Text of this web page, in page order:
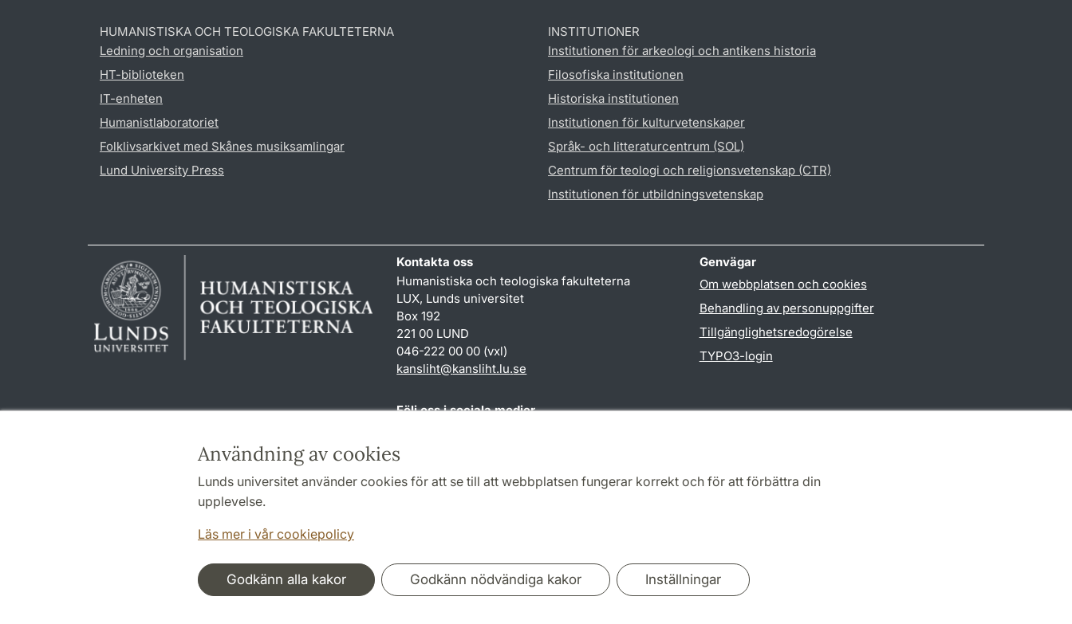
Användning av cookies
Lunds universitet använder cookies för att se till att webbplatsen fungerar korrekt och för att förbättra din
upplevelse.
Läs mer i vår cookiepolicy
Godkänn alla kakor Godkänn nödvändiga kakor Inställningar
HUMANISTISKA OCH TEOLOGISKA FAKULTETERNA
Ledning och organisation
HT-biblioteken
IT-enheten
Humanistlaboratoriet
Folklivsarkivet med Skånes musiksamlingar
Lund University Press
INSTITUTIONER
Institutionen för arkeologi och antikens historia
Filosofiska institutionen
Historiska institutionen
Institutionen för kulturvetenskaper
Språk- och litteraturcentrum (SOL)
Centrum för teologi och religionsvetenskap (CTR)
Institutionen för utbildningsvetenskap
Kontakta oss
Humanistiska och teologiska fakulteterna
LUX, Lunds universitet
Box 192
221 00 LUND
046-222 00 00 (vxl)
kansliht@kansliht.lu.se
Genvägar
Om webbplatsen och cookies
Behandling av personuppgifter
Tillgänglighetsredogörelse
TYPO3-login
Följ oss i sociala medier